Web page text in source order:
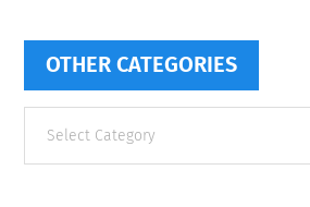
OTHER CATEGORIES
categories